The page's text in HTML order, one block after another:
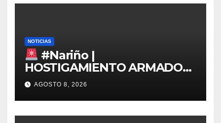
NOTICIAS
#Nariño |
HOSTIGAMIENTO ARMADO
EN SAN JOSÉ DE ALBÁN
AGOSTO 8, 2026